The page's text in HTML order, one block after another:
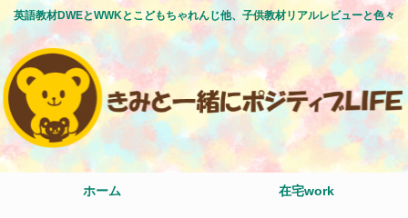
英語教材DWEとWWKとこどもちゃれんじ他、子供教材リアルレビューと色々
ホーム 在宅work